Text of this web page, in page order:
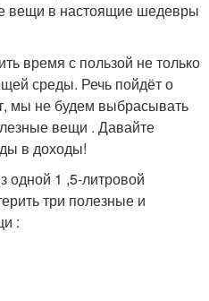
вещи в настоящие шедевры
время с пользой не только
среды. Речь пойдёт о
мы не будем выбрасывать
вещи . Давайте
в доходы!
одной 1 ,5-литровой
три полезные и
: